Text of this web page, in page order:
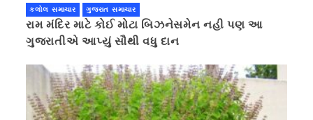
કલોલ સમાચાર ગુજરાત સમાચાર
રામ મંદિર માટે કોઈ મોટા બિઝનેસમેન નહી પણ આ
ગુજરાતીએ આપ્યું સૌથી વધુ દાન